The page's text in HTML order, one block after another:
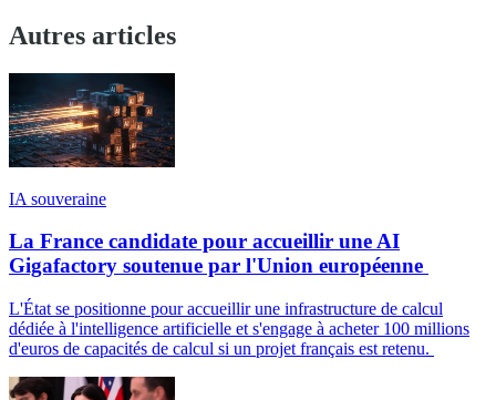
Autres articles
IA souveraine
La France candidate pour accueillir une AI
Gigafactory soutenue par l'Union européenne
L'État se positionne pour accueillir une infrastructure de calcul
dédiée à l'intelligence artificielle et s'engage à acheter 100 millions
d'euros de capacités de calcul si un projet français est retenu.